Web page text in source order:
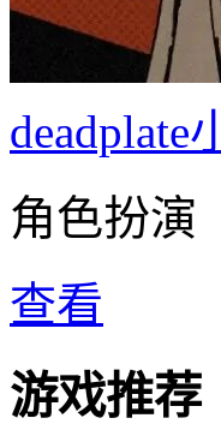
deadplate
角色扮演
查看
游戏推荐